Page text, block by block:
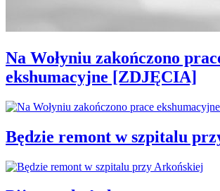
Na Wołyniu zakończono
ekshumacyjne [ZDJĘCIA]
Będzie remont w szpitalu